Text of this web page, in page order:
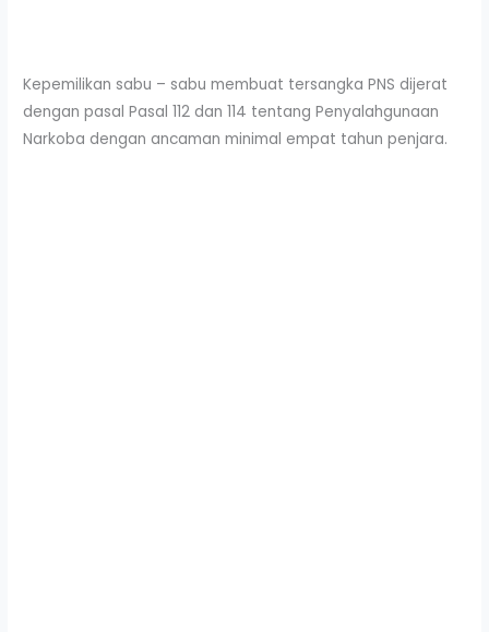
Kepemilikan sabu – sabu membuat tersangka PNS dijerat
dengan pasal Pasal 112 dan 114 tentang Penyalahgunaan
Narkoba dengan ancaman minimal empat tahun penjara.